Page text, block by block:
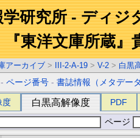
学研究所 - ディジ
『東洋文庫所蔵』
アーカイブ > III-2-A-19 > V-2 > 白黒
-ページ番号 -書誌情報（メタデー
度 白黒高解像度 PDF
ページ